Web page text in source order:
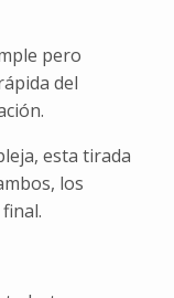
pero
del
esta tirada
los